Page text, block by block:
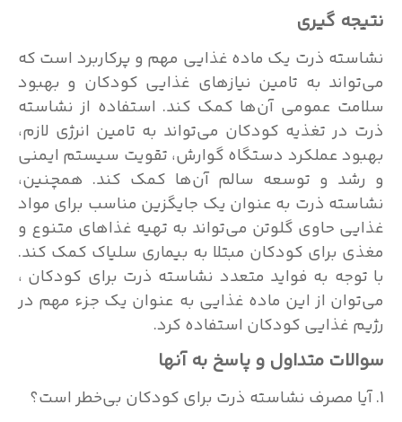
نتیجه گیری
نشاسته ذرت یک ماده غذایی مهم و پرکاربرد است که
می‌تواند به تامین نیازهای غذایی کودکان و بهبود
سلامت عمومی آن‌ها کمک کند. استفاده از نشاسته
ذرت در تغذیه کودکان می‌تواند به تامین انرژی لازم،
بهبود عملکرد دستگاه گوارش، تقویت سیستم ایمنی
و رشد و توسعه سالم آن‌ها کمک کند. همچنین،
نشاسته ذرت به عنوان یک جایگزین مناسب برای مواد
غذایی حاوی گلوتن می‌تواند به تهیه غذاهای متنوع و
مغذی برای کودکان مبتلا به بیماری سلیاک کمک کند.
با توجه به فواید متعدد نشاسته ذرت برای کودکان ،
می‌توان از این ماده غذایی به عنوان یک جزء مهم در
رژیم غذایی کودکان استفاده کرد.
سوالات متداول و پاسخ به آنها
1. آیا مصرف نشاسته ذرت برای کودکان بی‌خطر است؟